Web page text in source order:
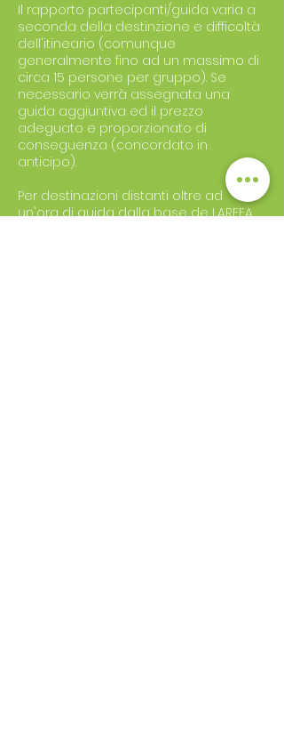
Il rapporto partecipanti/guida varia a
seconda della destinzione e difficoltà
dell'itineario (comunque
generalmente fino ad un massimo di
circa 15 persone per gruppo). Se
necessario verrà assegnata una
guida aggiuntiva ed il prezzo
adeguato e proporzionato di
conseguenza (concordato in
anticipo).
Per destinazioni distanti oltre ad
un'ora di guida dalla base de LAREFA